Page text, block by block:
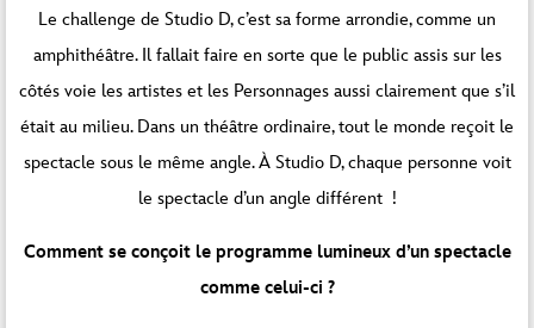
Le challenge de Studio D, c’est sa forme arrondie, comme un
amphithéâtre. Il fallait faire en sorte que le public assis sur les
côtés voie les artistes et les Personnages aussi clairement que s’il
était au milieu. Dans un théâtre ordinaire, tout le monde reçoit le
spectacle sous le même angle. À Studio D, chaque personne voit
le spectacle d’un angle différent !
Comment se conçoit le programme lumineux d’un spectacle
comme celui-ci ?